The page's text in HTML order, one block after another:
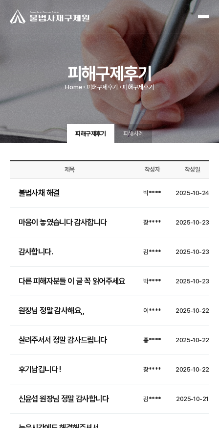
피해구제후기
Home 피해구제후기 피해구제후기
피해구제후기 피해사례
제목 작성자 작성일
불법사채 해결 박**** 2025-10-24
마음이 놓였습니다 감사합니다 장**** 2025-10-23
감사합니다. 김**** 2025-10-23
다른 피해자분들 이 글 꼭 읽어주세요 박**** 2025-10-23
원장님 정말 감사해요,, 이**** 2025-10-22
살려주셔서 정말 감사드립니다 홍**** 2025-10-22
후기남깁니다 ! 장**** 2025-10-22
신윤섭 원장님 정말 감사합니다 김**** 2025-10-21